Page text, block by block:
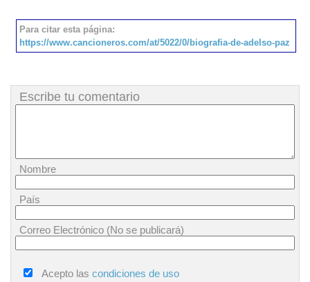
Para citar esta página:
https://www.cancioneros.com/at/5022/0/biografia-de-adelso-paz
Escribe tu comentario
Nombre
País
Correo Electrónico (No se publicará)
Acepto las condiciones de uso